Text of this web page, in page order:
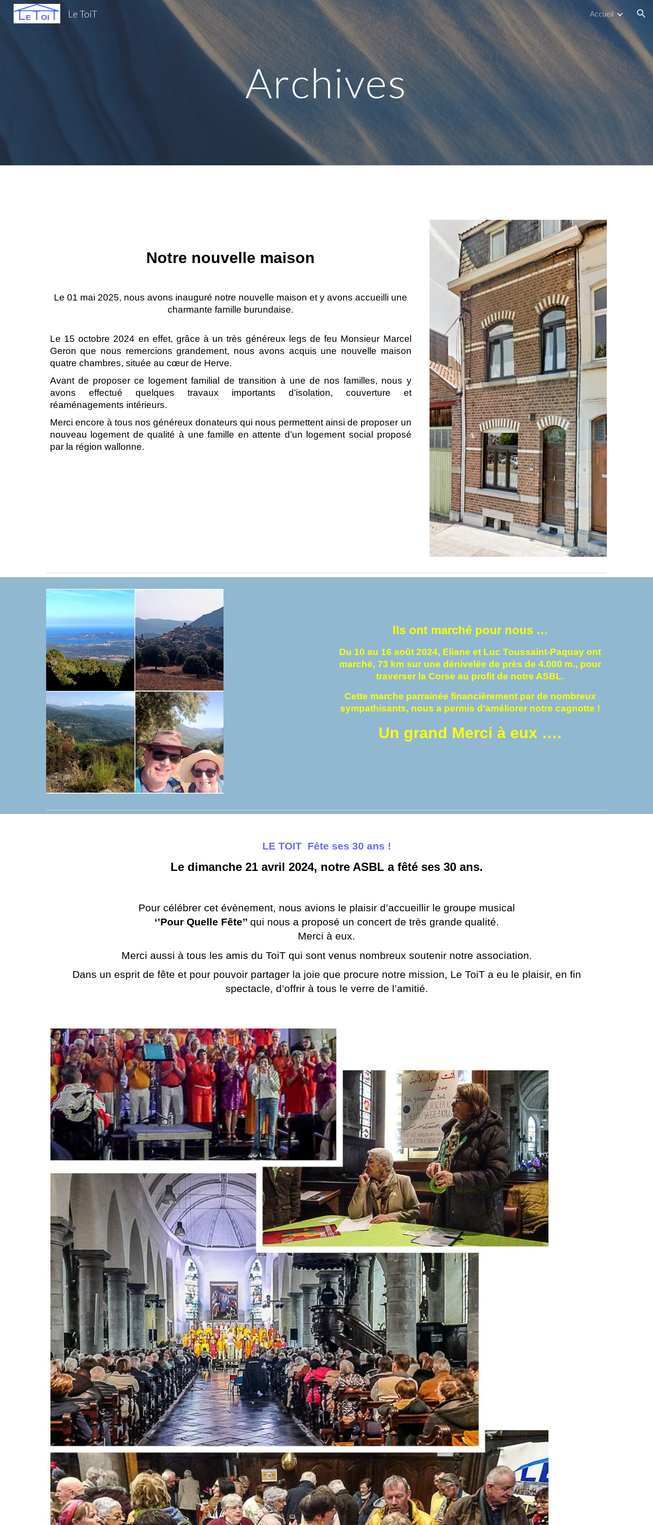
Skip to main content Skip to navigation
Le ToiT Accueil
Archives
Notre nouvelle maison
Le 01 mai 2025, nous avons inauguré notre nouvelle maison et y avons accueilli une
charmante famille burundaise.
Le 15 octobre 2024 en effet, grâce à un très généreux legs de feu Monsieur Marcel
Geron que nous remercions grandement, nous avons acquis une nouvelle maison
quatre chambres, située au cœur de Herve.
Avant de proposer ce logement familial de transition à une de nos familles, nous y
avons effectué quelques travaux importants d’isolation, couverture et
réaménagements intérieurs.
Merci encore à tous nos généreux donateurs qui nous permettent ainsi de proposer un
nouveau logement de qualité à une famille en attente d’un logement social proposé
par la région wallonne.
Ils ont marché pour nous …
Du 10 au 16 août 2024, Eliane et Luc Toussaint-Paquay ont
marché, 73 km sur une dénivelée de près de 4.000 m., pour
traverser la Corse au profit de notre ASBL.
Cette marche parrainée financièrement par de nombreux
sympathisants, nous a permis d’améliorer notre cagnotte !
Un grand Merci à eux ….
LE TOIT Fête ses 30 ans !
Le dimanche 21 avril 2024, notre ASBL a fêté ses 30 ans.
Pour célébrer cet évènement, nous avions le plaisir d’accueillir le groupe musical
‘’Pour Quelle Fête’’ qui nous a proposé un concert de très grande qualité.
Merci à eux.
Merci aussi à tous les amis du ToiT qui sont venus nombreux soutenir notre association.
Dans un esprit de fête et pour pouvoir partager la joie que procure notre mission, Le ToiT a eu le plaisir, en fin
spectacle, d’offrir à tous le verre de l’amitié.